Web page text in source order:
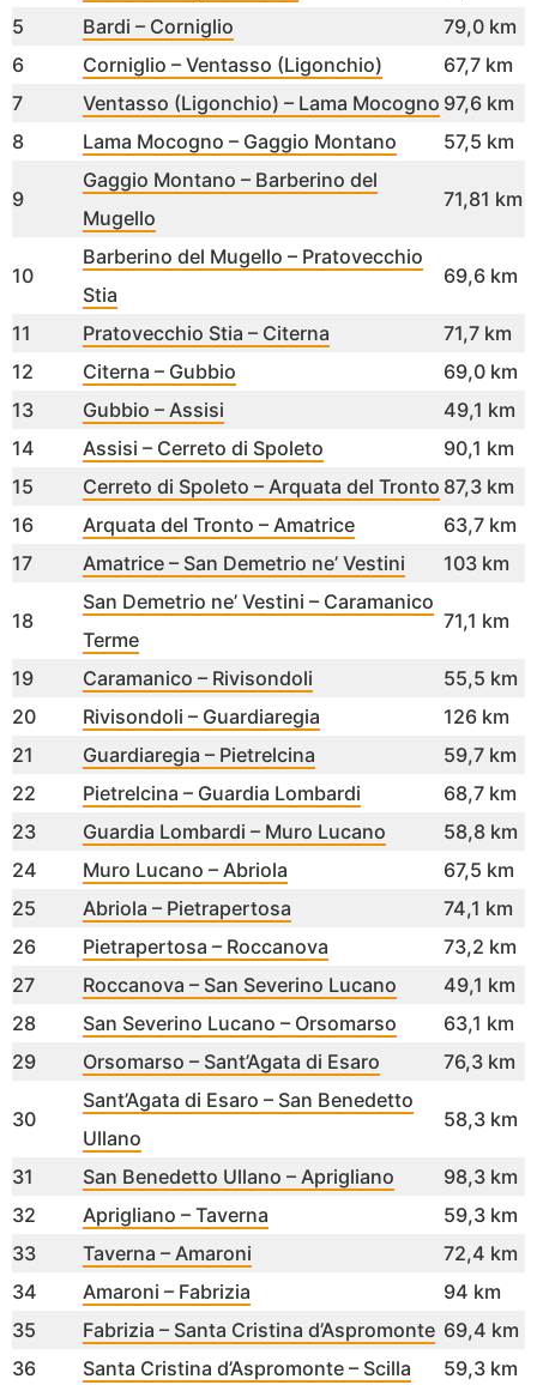
5
Bardi – Corniglio
79,0 km
6
Corniglio – Ventasso (Ligonchio)
67,7 km
7
Ventasso (Ligonchio) – Lama Mocogno 97,6 km
8
Lama Mocogno – Gaggio Montano 57,5 km
9
Gaggio Montano – Barberino del
Mugello
71,81 km
10
Barberino del Mugello – Pratovecchio
Stia
69,6 km
11 Pratovecchio Stia – Citerna
71,7 km
12
Citerna – Gubbio
69,0 km
13
Gubbio – Assisi
49,1 km
14
Assisi – Cerreto di Spoleto
90,1 km
15
Cerreto di Spoleto – Arquata del Tronto 87,3 km
16
Arquata del Tronto – Amatrice
63,7 km
17
Amatrice – San Demetrio ne’ Vestini 103 km
18
San Demetrio ne’ Vestini – Caramanico
Terme
71,1 km
19 Caramanico – Rivisondoli
55,5 km
20
Rivisondoli – Guardiaregia
126 km
21
Guardiaregia – Pietrelcina
59,7 km
22
Pietrelcina – Guardia Lombardi
68,7 km
23
Guardia Lombardi – Muro Lucano
58,8 km
24
Muro Lucano – Abriola
67,5 km
25
Abriola – Pietrapertosa
74,1 km
26
Pietrapertosa – Roccanova
73,2 km
27
Roccanova – San Severino Lucano
49,1 km
28
San Severino Lucano – Orsomarso
63,1 km
29
Orsomarso – Sant’Agata di Esaro 76,3 km
30
Sant’Agata di Esaro – San Benedetto
Ullano
58,3 km
31 San Benedetto Ullano – Aprigliano
98,3 km
32
Aprigliano – Taverna
59,3 km
33
Taverna – Amaroni
72,4 km
34
Amaroni – Fabrizia
94 km
35
Fabrizia – Santa Cristina d’Aspromonte 69,4 km
36
Santa Cristina d’Aspromonte – Scilla 59,3 km